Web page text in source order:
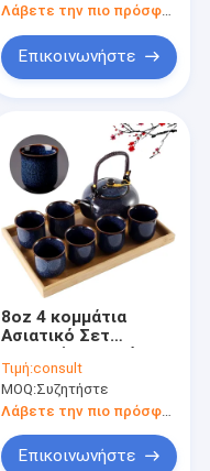
Λάβετε την πιο πρόσφατη τιμή
Επικοινωνήστε
8oz 4 κομμάτια
Ασιατικό Σετ
Κεραμικού Τσαγιού
Με Σχήμα C
Τιμή:consult
MOQ:Συζητήστε
Επικοινωνήστε